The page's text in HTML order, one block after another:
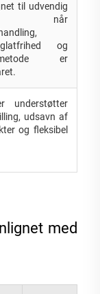
til udvendig
når
og
er
understøtter
udsavn af
og fleksibel
med